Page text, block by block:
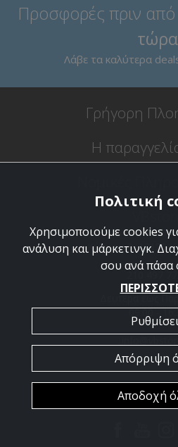
Προσφορές πριν
τώρα
Λάβε τα καλύτερα
Γρήγορη
Η
VBstore
Κύπρου 9, 18120
Δευτέρα έως
09:00 -
Copyright © 2026 VBstore.
Πολιτική
Χρησιμοποιούμε cookies
ανάλυση και μάρκετινγκ.
σου ανά πάσα
Απόρριψη
Αποδοχή